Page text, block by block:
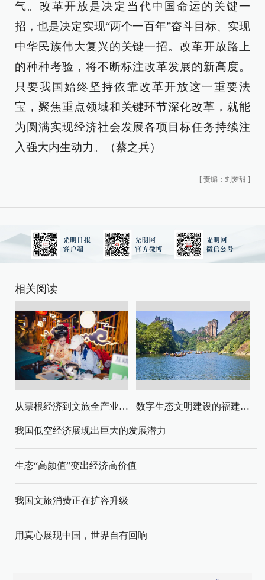
气。改革开放是决定当代中国命运的关键一
招，也是决定实现“两个一百年”奋斗目标、实现
中华民族伟大复兴的关键一招。改革开放路上
的种种考验，将不断标注改革发展的新高度。
只要我国始终坚持依靠改革开放这一重要法
宝，聚焦重点领域和关键环节深化改革，就能
为圆满实现经济社会发展各项目标任务持续注
入强大内生动力。（蔡之兵）
[ 责编：刘梦甜 ]
相关阅读
从票根经济到文旅全产业链升级 数字生态文明建设的福建路径与启示
我国低空经济展现出巨大的发展潜力
生态“高颜值”变出经济高价值
我国文旅消费正在扩容升级
用真心展现中国，世界自有回响